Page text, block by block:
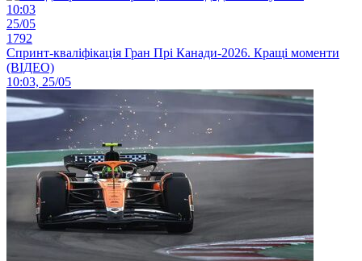
10:03
25/05
1792
Спринт-кваліфікація Гран Прі Канади-2026. Кращі моменти
(ВІДЕО)
10:03, 25/05